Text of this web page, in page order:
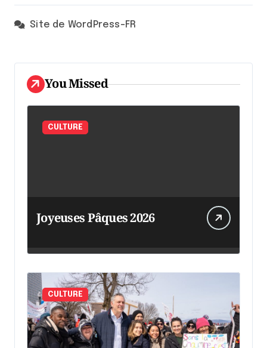
Site de WordPress-FR
You Missed
CULTURE
Joyeuses Pâques 2026
CULTURE